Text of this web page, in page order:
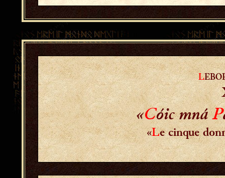
L
«Cóic mnáP
«Le cinque